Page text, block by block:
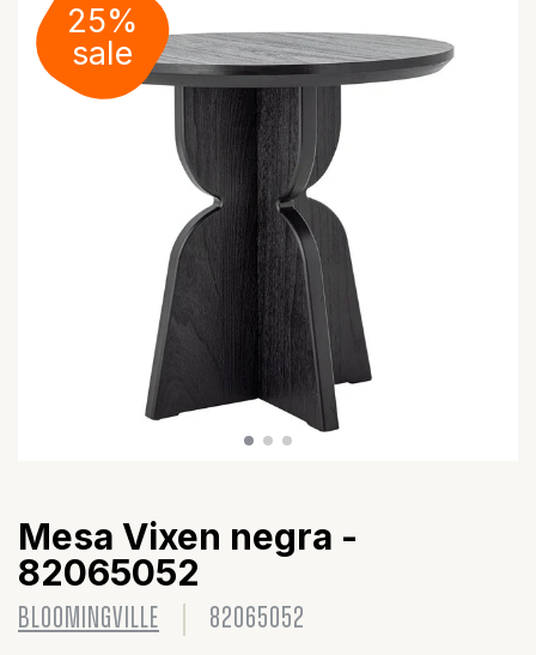
25%
sale
Mesa Vixen negra -
82065052
BLOOMINGVILLE 82065052